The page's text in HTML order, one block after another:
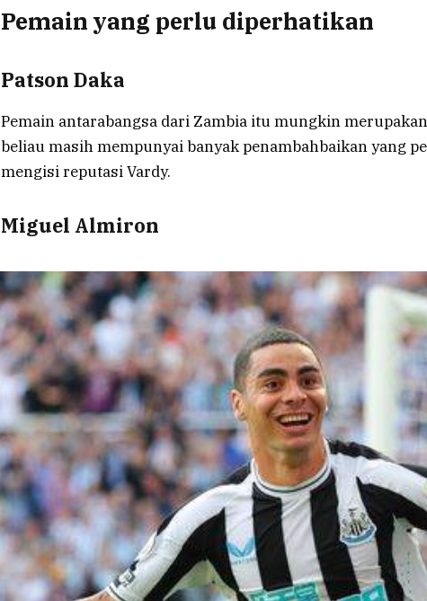
Pemain yang perlu diperhatikan
Patson Daka
Pemain antarabangsa dari Zambia itu mungkin
beliau masih mempunyai banyak penambahbaikan yang
mengisi reputasi Vardy.
Miguel Almiron